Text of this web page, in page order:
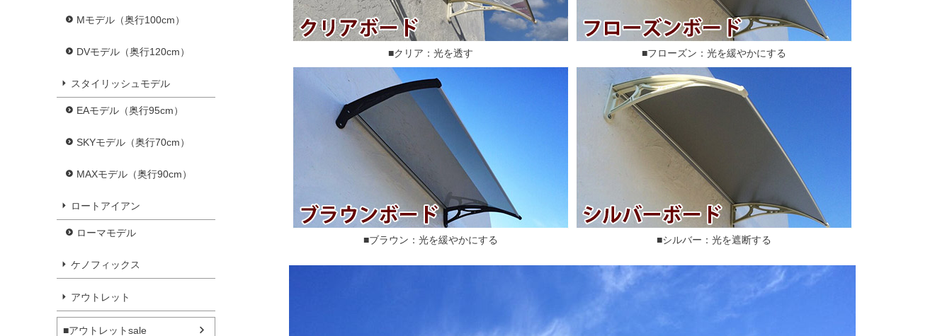
Mモデル（奥行100cm）
DVモデル（奥行120cm）
スタイリッシュモデル
EAモデル（奥行95cm）
SKYモデル（奥行70cm）
MAXモデル（奥行90cm）
ロートアイアン
ローマモデル
ケノフィックス
アウトレット
■アウトレットsale
■クリア：光を透す ■フローズン：光を緩やかにする
■ブラウン：光を緩やかにする ■シルバー：光を遮断する